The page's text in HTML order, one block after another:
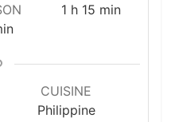
1heure
h 15minutes
min
CUISINE
Philippine